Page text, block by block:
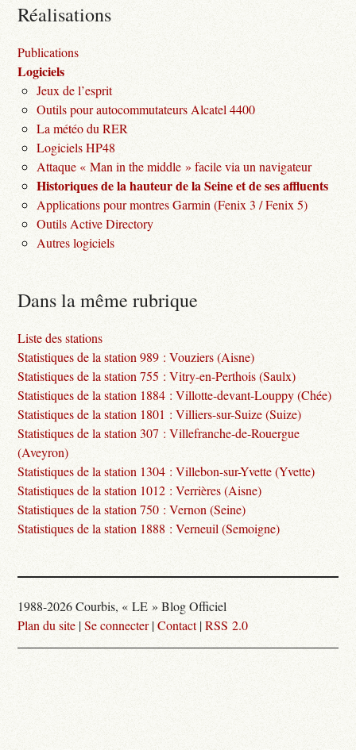
Réalisations
Publications
Logiciels
Jeux de l’esprit
Outils pour autocommutateurs Alcatel 4400
La météo du RER
Logiciels HP48
Attaque « Man in the middle » facile via un navigateur
Historiques de la hauteur de la Seine et de ses affluents
Applications pour montres Garmin (Fenix 3 / Fenix 5)
Outils Active Directory
Autres logiciels
Dans la même rubrique
Liste des stations
Statistiques de la station 989 : Vouziers (Aisne)
Statistiques de la station 755 : Vitry-en-Perthois (Saulx)
Statistiques de la station 1884 : Villotte-devant-Louppy (Chée)
Statistiques de la station 1801 : Villiers-sur-Suize (Suize)
Statistiques de la station 307 : Villefranche-de-Rouergue
(Aveyron)
Statistiques de la station 1304 : Villebon-sur-Yvette (Yvette)
Statistiques de la station 1012 : Verrières (Aisne)
Statistiques de la station 750 : Vernon (Seine)
Statistiques de la station 1888 : Verneuil (Semoigne)
1988-2026 Courbis, « LE » Blog Officiel
Plan du site |Se connecter|Contact|RSS 2.0